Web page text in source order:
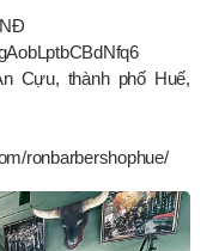
Cựu, thành phố Huế,
ronbarbershophue/